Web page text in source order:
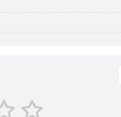
данных, позволяющая